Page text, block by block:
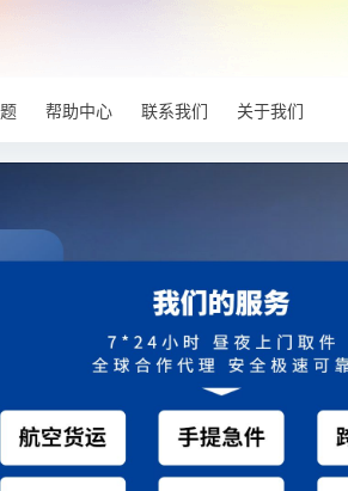
帮助中心 联系我们 关于我们